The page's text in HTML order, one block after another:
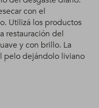
con el
Utilizá los productos
restauración del
y con brillo. La
pelo dejándolo liviano